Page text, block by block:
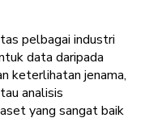
pelbagai industri
data daripada
keterlihatan jenama,
analisis
yang sangat baik